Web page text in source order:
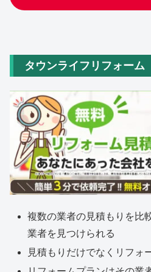
タウンライフリフォーム
複数の業者の見積もりを比
業者を見つけられる
見積もりだけでなくリフォ